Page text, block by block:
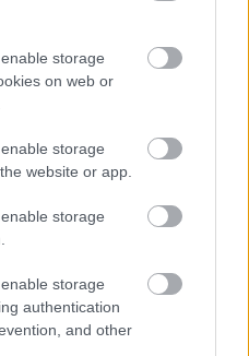
storage
on web or
storage
website or app.
storage
storage
authentication
and other
čo si vyrobil, a
až do 1 000 €!
ASB.sk